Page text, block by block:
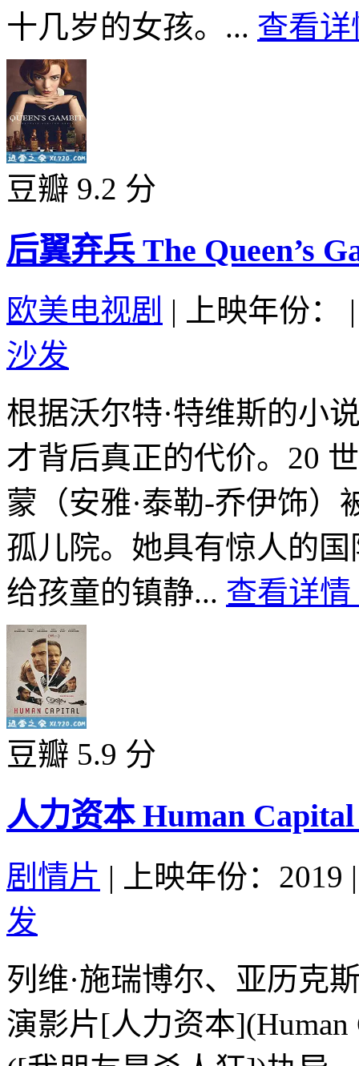
十几岁的女孩。... 查看详
豆瓣 9.2 分
后翼弃兵 The Queen’s
欧美电视剧 | 上映年份：
|
沙发
根据沃尔特·特维斯的小
才背后真正的代价。20
蒙（安雅·泰勒-乔伊饰
孤儿院。她具有惊人的
给孩童的镇静... 查看详情
豆瓣 5.9 分
人力资本 Human Capital
剧情片 | 上映年份：2019 |
发
列维·施瑞博尔、亚历克
演影片[人力资本